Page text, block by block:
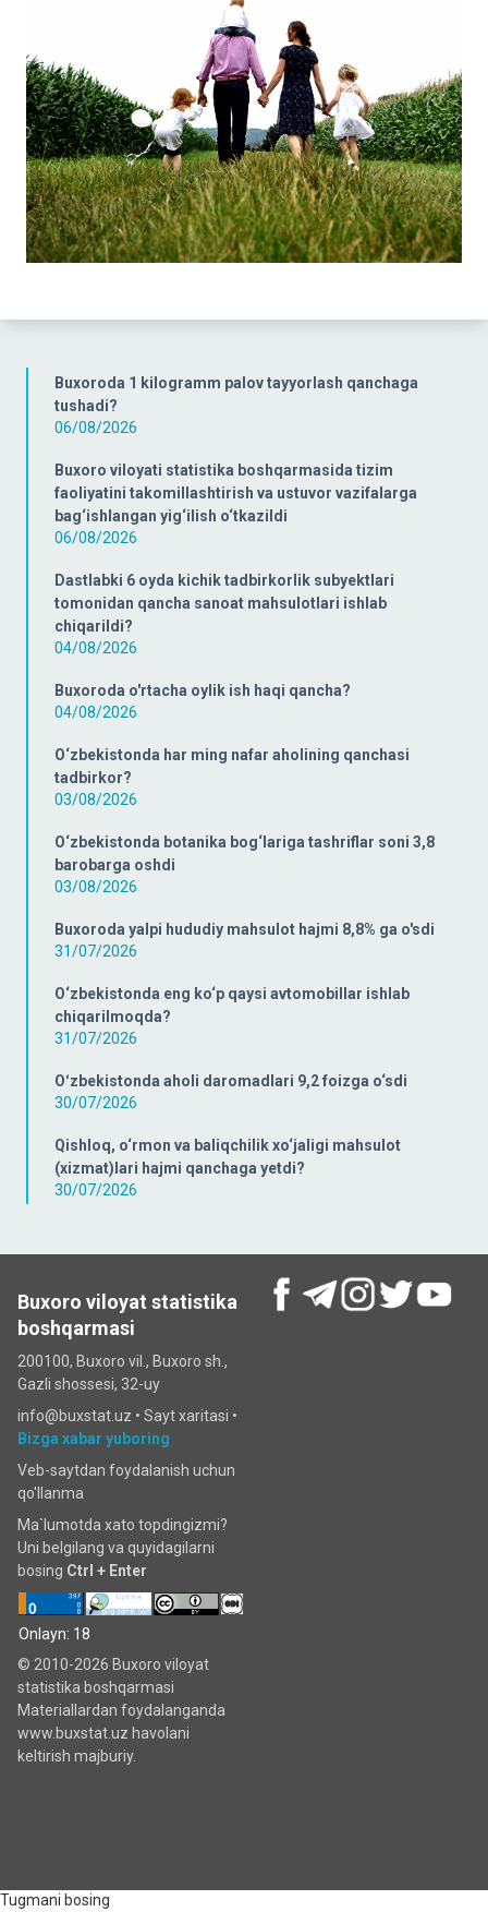
Buxoroda 1 kilogramm palov tayyorlash qanchaga
tushadi?
06/08/2026
Buxoro viloyati statistika boshqarmasida tizim
faoliyatini takomillashtirish va ustuvor vazifalarga
bag‘ishlangan yig‘ilish o‘tkazildi
06/08/2026
Dastlabki 6 oyda kichik tadbirkorlik subyektlari
tomonidan qancha sanoat mahsulotlari ishlab
chiqarildi?
04/08/2026
Buxoroda o'rtacha oylik ish haqi qancha?
04/08/2026
O‘zbekistonda har ming nafar aholining qanchasi
tadbirkor?
03/08/2026
O‘zbekistonda botanika bog‘lariga tashriflar soni 3,8
barobarga oshdi
03/08/2026
Buxoroda yalpi hududiy mahsulot hajmi 8,8% ga o'sdi
31/07/2026
O‘zbekistonda eng ko‘p qaysi avtomobillar ishlab
chiqarilmoqda?
31/07/2026
Oʻzbekistonda aholi daromadlari 9,2 foizga o‘sdi
30/07/2026
Qishloq, o‘rmon va baliqchilik xo‘jaligi mahsulot
(xizmat)lari hajmi qanchaga yetdi?
30/07/2026
Buxoro viloyat statistika
boshqarmasi
200100, Buxoro vil., Buxoro sh.,
Gazli shossesi, 32-uy
info@buxstat.uz • Sayt xaritasi •
Bizga xabar yuboring
Veb-saytdan foydalanish uchun
qo'llanma
Ma`lumotda xato topdingizmi?
Uni belgilang va quyidagilarni
bosing Ctrl + Enter
Onlayn: 18
© 2010-2026 Buxoro viloyat
statistika boshqarmasi
Materiallardan foydalanganda
www.buxstat.uz havolani
keltirish majburiy.
Tugmani bosing